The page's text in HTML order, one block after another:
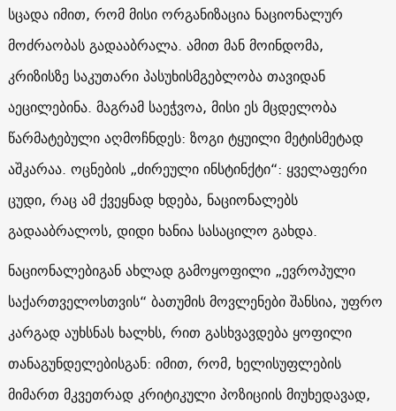
სცადა იმით, რომ მისი ორგანიზაცია ნაციონალურ
მოძრაობას გადააბრალა. ამით მან მოინდომა,
კრიზისზე საკუთარი პასუხისმგებლობა თავიდან
აეცილებინა. მაგრამ საეჭვოა, მისი ეს მცდელობა
წარმატებული აღმოჩნდეს: ზოგი ტყუილი მეტისმეტად
აშკარაა. ოცნების „ძირეული ინსტინქტი“: ყველაფერი
ცუდი, რაც ამ ქვეყნად ხდება, ნაციონალებს
გადააბრალოს, დიდი ხანია სასაცილო გახდა.
ნაციონალებიგან ახლად გამოყოფილი „ევროპული
საქართველოსთვის“ ბათუმის მოვლენები შანსია, უფრო
კარგად აუხსნას ხალხს, რით გასხვავდება ყოფილი
თანაგუნდელებისგან: იმით, რომ, ხელისუფლების
მიმართ მკვეთრად კრიტიკული პოზიციის მიუხედავად,